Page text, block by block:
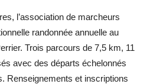
l’association de marcheurs
randonnée annuelle au
Trois parcours de 7,5 km, 11
avec des départs échelonnés
Renseignements et inscriptions